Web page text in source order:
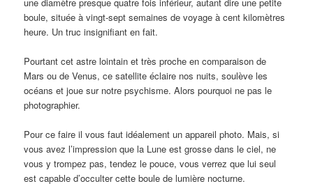
boule, située à vingt-sept semaines de voyage à cent kilomètres
heure. Un truc insignifiant en fait.
Pourtant cet astre lointain et très proche en comparaison de
Mars ou de Venus, ce satellite éclaire nos nuits, soulève les
océans et joue sur notre psychisme. Alors pourquoi ne pas le
photographier.
Pour ce faire il vous faut idéalement un appareil photo. Mais, si
vous avez l’impression que la Lune est grosse dans le ciel, ne
vous y trompez pas, tendez le pouce, vous verrez que lui seul
est capable d’occulter cette boule de lumière nocturne.